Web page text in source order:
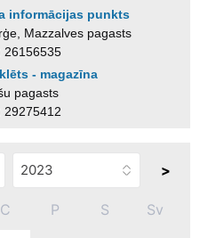
informācijas punkts
Mazzalves pagasts
26156535
- magazīna
pagasts
29275412
>
C P S Sv